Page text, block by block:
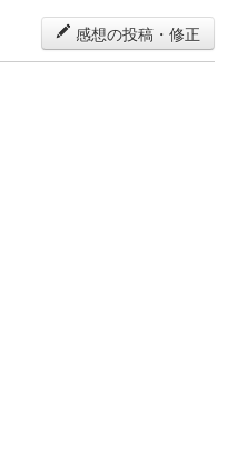
感想の投稿・修正